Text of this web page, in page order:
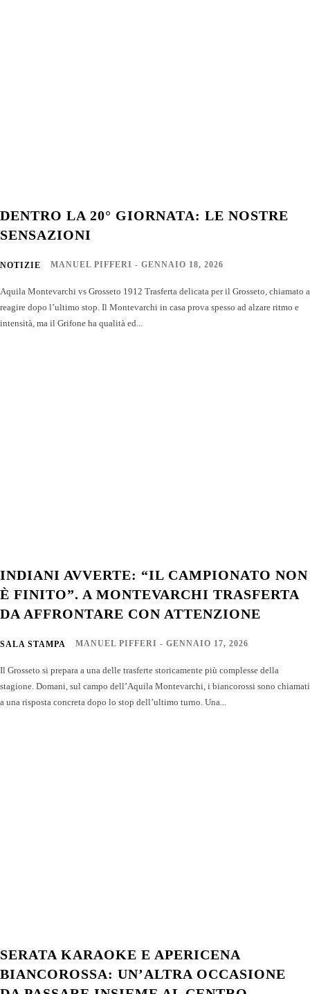
DENTRO LA 20° GIORNATA: LE NOSTRE
SENSAZIONI
NOTIZIE MANUEL PIFFERI - GENNAIO 18, 2026
Aquila Montevarchi vs Grosseto 1912 Trasferta delicata per il Grosseto, chiamato a
reagire dopo l’ultimo stop. Il Montevarchi in casa prova spesso ad alzare ritmo e
intensità, ma il Grifone ha qualità ed...
INDIANI AVVERTE: “IL CAMPIONATO NON
È FINITO”. A MONTEVARCHI TRASFERTA
DA AFFRONTARE CON ATTENZIONE
SALA STAMPA MANUEL PIFFERI - GENNAIO 17, 2026
Il Grosseto si prepara a una delle trasferte storicamente più complesse della
stagione. Domani, sul campo dell’Aquila Montevarchi, i biancorossi sono chiamati
a una risposta concreta dopo lo stop dell’ultimo turno. Una...
SERATA KARAOKE E APERICENA
BIANCOROSSA: UN’ALTRA OCCASIONE